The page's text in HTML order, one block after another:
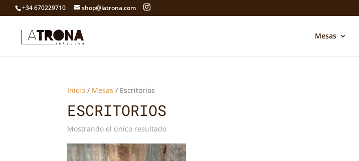
+34 670229710 shop@latrona.com
Mesas
Inicio / Mesas / Escritorios
ESCRITORIOS
Mostrando el único resultado